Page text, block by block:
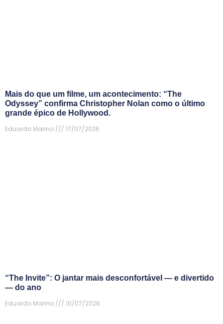
Mais do que um filme, um acontecimento: “The
Odyssey” confirma Christopher Nolan como o último
grande épico de Hollywood.
Eduardo Marino
17/07/2026
“The Invite”: O jantar mais desconfortável — e divertido
— do ano
Eduardo Marino
10/07/2026